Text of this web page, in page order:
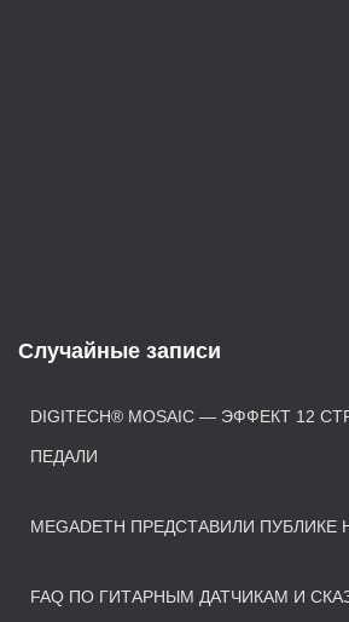
Случайные записи
DIGITECH® MOSAIC — ЭФФЕКТ 12
ПЕДАЛИ
MEGADETH ПРЕДСТАВИЛИ
FAQ ПО ГИТАРНЫМ ДАТЧИКАМ И